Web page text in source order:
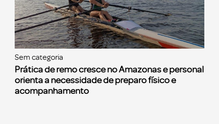
Sem categoria
Prática de remo cresce no Amazonas e personal
orienta a necessidade de preparo físico e
acompanhamento